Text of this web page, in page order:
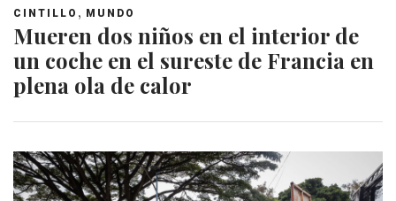
CINTILLO , MUNDO
Mueren dos niños en el interior de
un coche en el sureste de Francia en
plena ola de calor